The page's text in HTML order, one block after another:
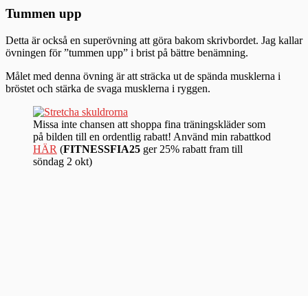
Tummen upp
Detta är också en superövning att göra bakom skrivbordet. Jag kallar
övningen för ”tummen upp” i brist på bättre benämning.
Målet med denna övning är att sträcka ut de spända musklerna i
bröstet och stärka de svaga musklerna i ryggen.
Missa inte chansen att shoppa fina träningskläder som
på bilden till en ordentlig rabatt! Använd min rabattkod
HÄR (FITNESSFIA25 ger 25% rabatt fram till
söndag 2 okt)